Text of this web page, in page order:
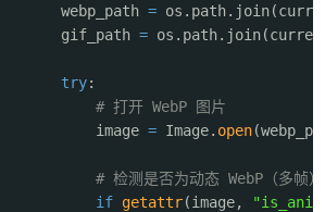
webp_path =
gif_path =
try:
# 打开 WebP 图片
image = Image. open
# 检测是否为动态 WebP（多帧）
if getattr(image,